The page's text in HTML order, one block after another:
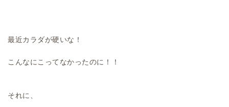
最近カラダが硬いな！
こんなにこってなかったのに！！
それに、